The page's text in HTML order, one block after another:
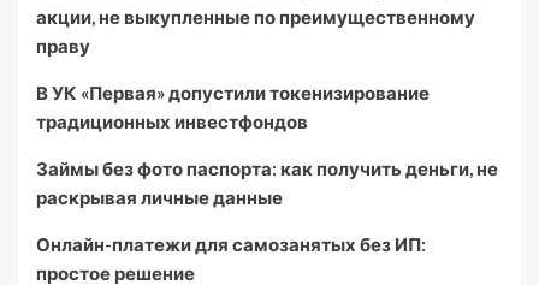
акции, не выкупленные по преимущественному
праву
В УК «Первая» допустили токенизирование
традиционных инвестфондов
Займы без фото паспорта: как получить деньги, не
раскрывая личные данные
Онлайн-платежи для самозанятых без ИП:
простое решение